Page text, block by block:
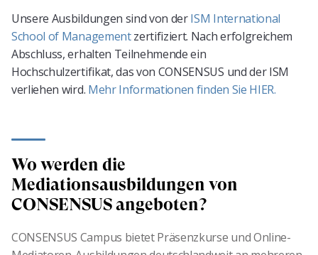
Unsere Ausbildungen sind von derISM International
School of Managementzertifiziert. Nach erfolgreichem
Abschluss, erhalten Teilnehmende ein
Hochschulzertifikat, das von CONSENSUS und der ISM
verliehen wird. Mehr Informationen finden Sie HIER.
Wo werden die
Mediationsausbildungen von
CONSENSUS angeboten?
CONSENSUS Campus bietet Präsenzkurse und Online-